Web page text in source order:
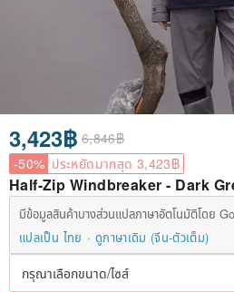
3,423฿ 6,846฿
-50% ประหยัดมากสุด 3,423฿
Half-Zip Windbreaker - Dark
มีข้อมูลสินค้าบางส่วนแปลภาษาอัตโนมัติโดย
แปลเป็น ไทย
ดูภาษาเดิม (จีน-ตัวเต็ม)